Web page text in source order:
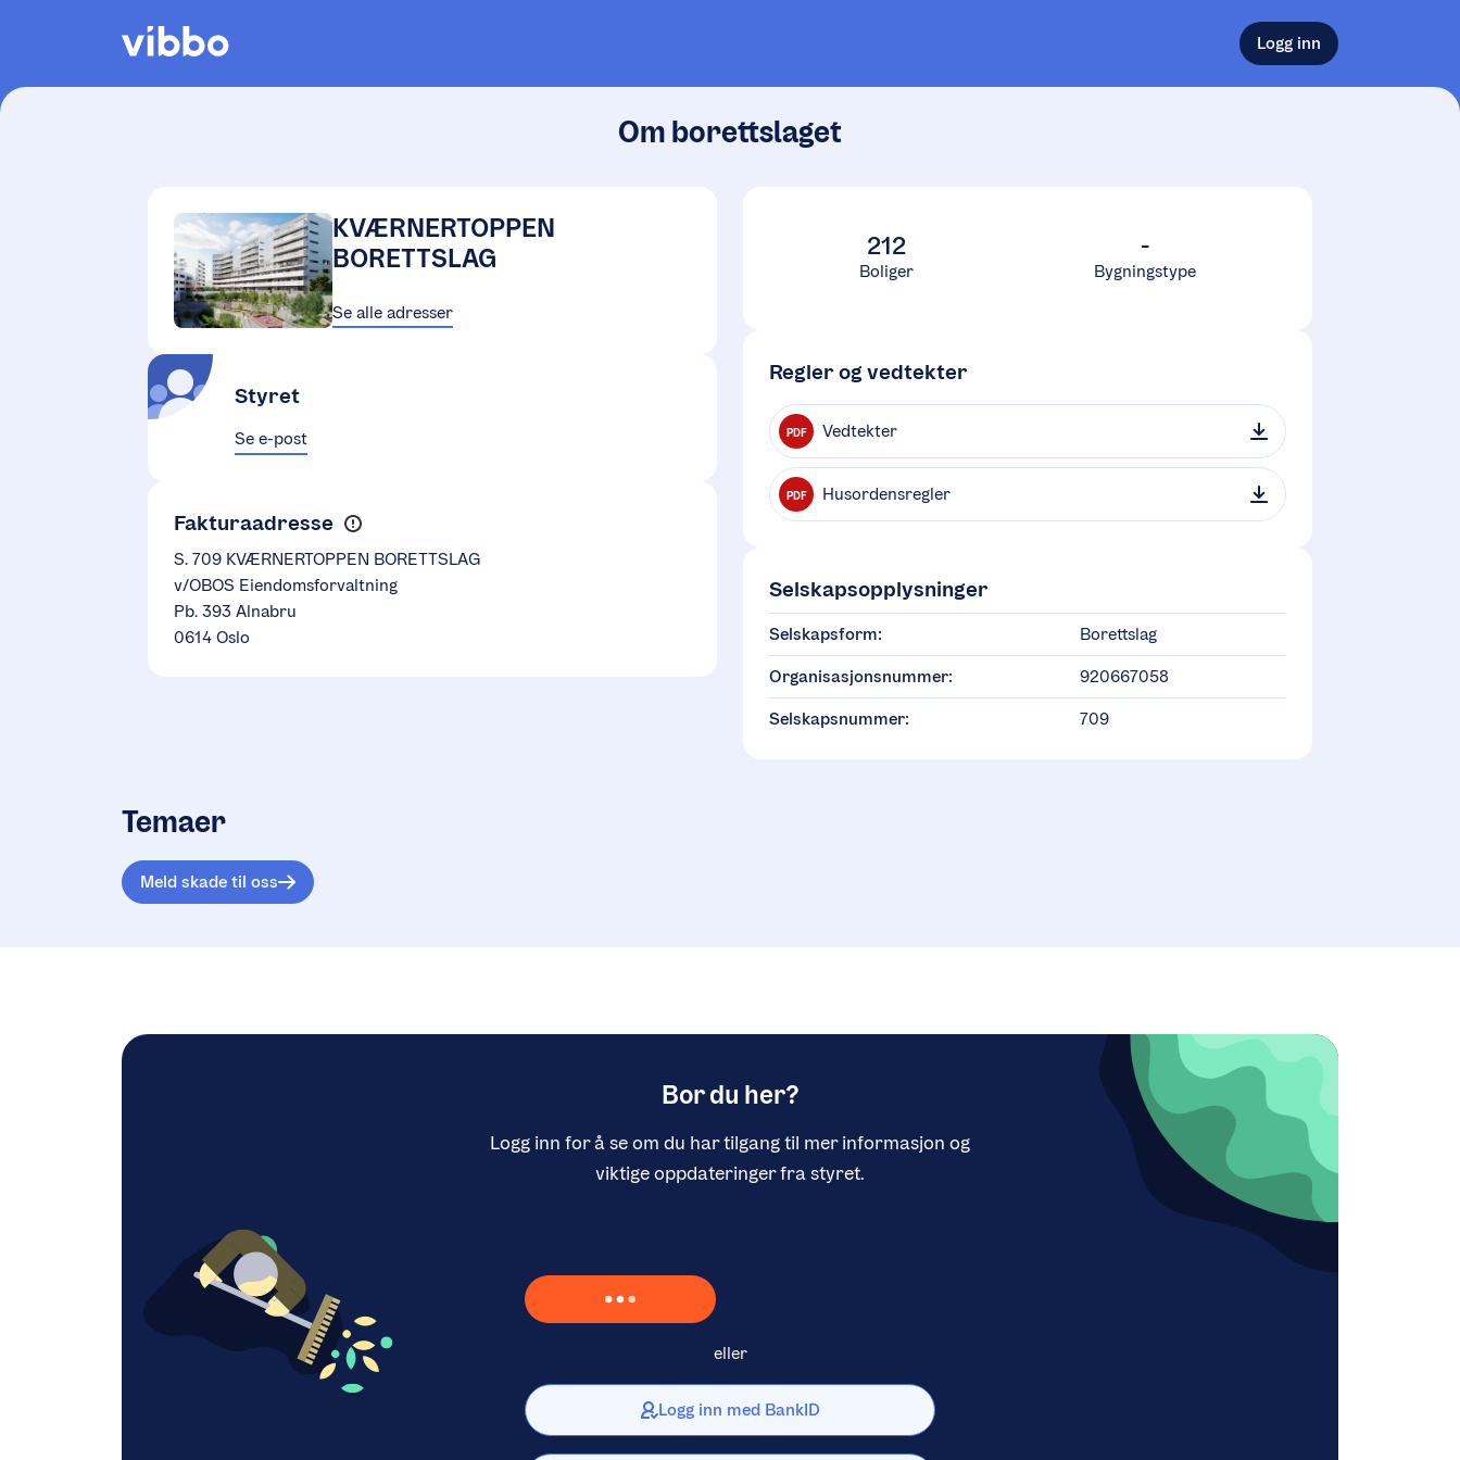
Logg inn
Om borettslaget
KVÆRNERTOPPEN
BORETTSLAG
Se alle adresser
Styret
Se e-post
Fakturaadresse
S. 709 KVÆRNERTOPPEN BORETTSLAG
v/OBOS Eiendomsforvaltning
Pb. 393 Alnabru
0614 Oslo
212
Boliger
-
Bygningstype
Regler og vedtekter
PDF Vedtekter
PDF Husordensregler
Selskapsopplysninger
Selskapsform: Borettslag
Organisasjonsnummer: 920667058
Selskapsnummer: 709
Temaer
Meld skade til oss
Bor du her?
Logg inn for å se om du har tilgang til mer informasjon og
viktige oppdateringer fra styret.
Laster inn Vipps …
eller
Logg inn med BankID